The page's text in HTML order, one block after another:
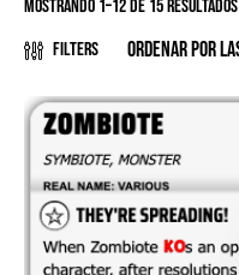
Mostrando 1–12 de 15 resultados
Filters